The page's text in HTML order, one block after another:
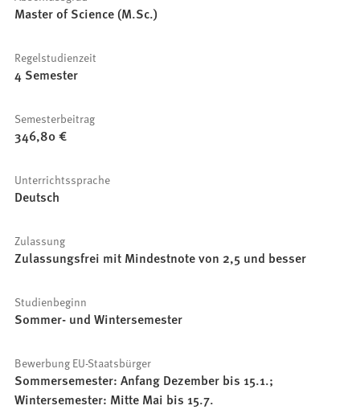
Master of Science (M.Sc.)
Regelstudienzeit
4 Semester
Semesterbeitrag
346,80 €
Unterrichtssprache
Deutsch
Zulassung
Zulassungsfrei mit Mindestnote von 2,5 und besser
Studienbeginn
Sommer- und Wintersemester
Bewerbung EU-Staatsbürger
Sommersemester: Anfang Dezember bis 15.1.;
Wintersemester: Mitte Mai bis 15.7.